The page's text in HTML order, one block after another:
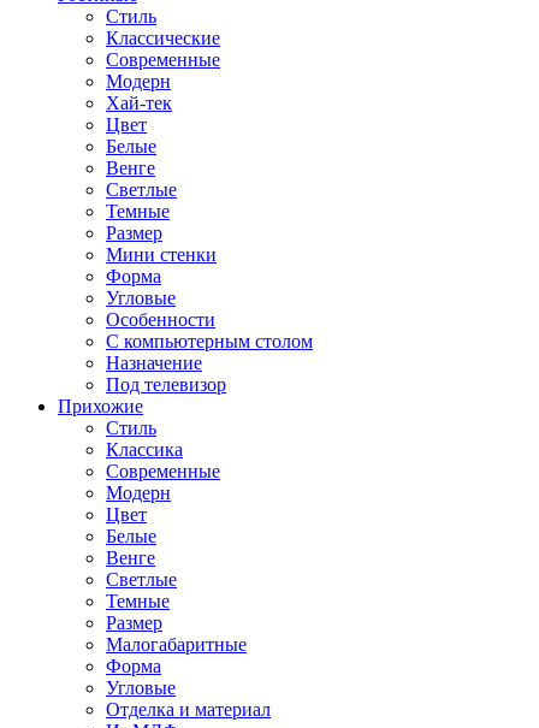
Стиль
Классические
Современные
Модерн
Хай-тек
Цвет
Белые
Венге
Светлые
Темные
Размер
Мини стенки
Форма
Угловые
Особенности
С компьютерным столом
Назначение
Под телевизор
Прихожие
Стиль
Классика
Современные
Модерн
Цвет
Белые
Венге
Светлые
Темные
Размер
Малогабаритные
Форма
Угловые
Отделка и материал